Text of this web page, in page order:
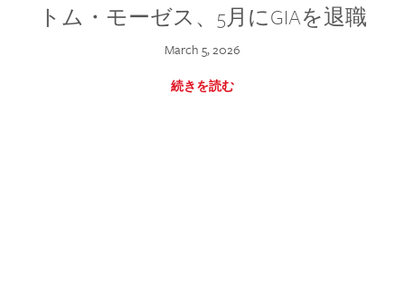
トム・モーゼス、5月にGIAを退職
March 5, 2026
続きを読む